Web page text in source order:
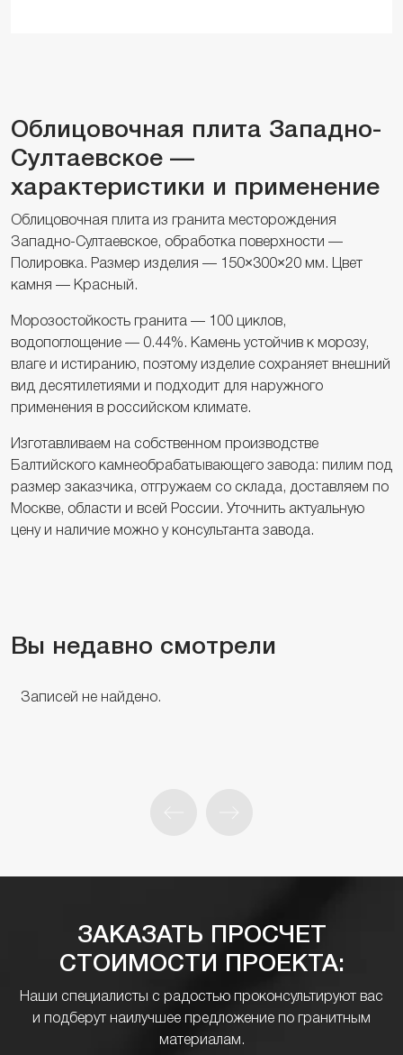
Облицовочная плита Западно-
Султаевское —
характеристики и применение
Облицовочная плита из гранита месторождения
Западно-Султаевское, обработка поверхности —
Полировка. Размер изделия — 150×300×20 мм. Цвет
камня — Красный.
Морозостойкость гранита — 100 циклов,
водопоглощение — 0.44%. Камень устойчив к морозу,
влаге и истиранию, поэтому изделие сохраняет внешний
вид десятилетиями и подходит для наружного
применения в российском климате.
Изготавливаем на собственном производстве
Балтийского камнеобрабатывающего завода: пилим под
размер заказчика, отгружаем со склада, доставляем по
Москве, области и всей России. Уточнить актуальную
цену и наличие можно у консультанта завода.
Вы недавно смотрели
Записей не найдено.
ЗАКАЗАТЬ ПРОСЧЕТ
СТОИМОСТИ ПРОЕКТА:
Наши специалисты с радостью проконсультируют вас
и подберут наилучшее предложение по гранитным
материалам.